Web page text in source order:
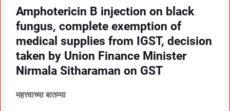
Amphotericin B injection on black
fungus, complete exemption of
medical supplies from IGST, decision
taken by Union Finance Minister
Nirmala Sitharaman on GST
महत्त्वाच्या बातम्या